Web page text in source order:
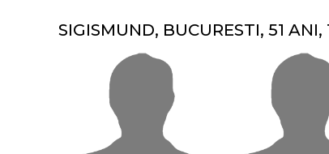
SIGISMUND, BUCURESTI, 51 ANI,